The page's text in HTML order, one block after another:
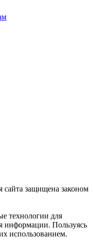
защищена законом
технологии для
информации. Пользуясь
использованием.